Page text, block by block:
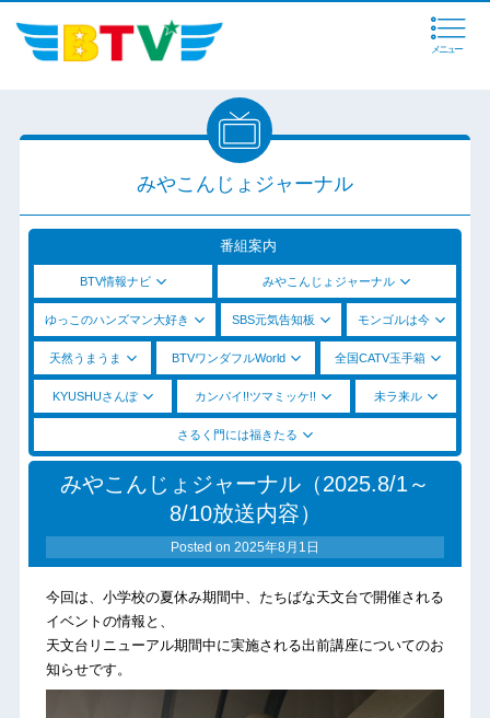
メニュー
みやこんじょジャーナル
番組案内
BTV情報ナビ みやこんじょジャーナル
ゆっこのハンズマン大好き SBS元気告知板 モンゴルは今
天然うまうま BTVワンダフルWorld 全国CATV玉手箱
KYUSHUさんぽ カンパイ!!ツマミッケ!! 未ラ来ル
さるく門には福きたる
みやこんじょジャーナル（2025.8/1～
8/10放送内容）
Posted on 2025年8月1日
今回は、小学校の夏休み期間中、たちばな天文台で開催される
イベントの情報と、
天文台リニューアル期間中に実施される出前講座についてのお
知らせです。